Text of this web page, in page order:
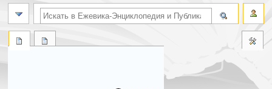
поиск по словам